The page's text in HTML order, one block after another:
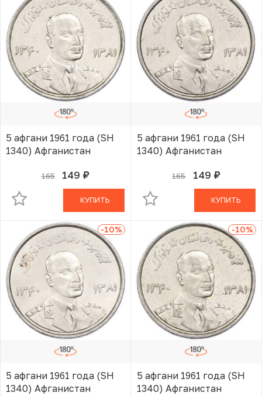
5 афгани 1961 года (SH
1340) Афганистан
165 149 руб.
В КОРЗИНЕ
КУПИТЬ
5 афгани 1961 года (SH
1340) Афганистан
165 149 руб.
В КОРЗИНЕ
КУПИТЬ
-10%
5 афгани 1961 года (SH
1340) Афганистан
-10%
5 афгани 1961 года (SH
1340) Афганистан